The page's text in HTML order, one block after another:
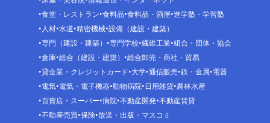
食堂・レストラン 食料品 食料品・酒屋 進学塾・学習塾
人材 水道 精密機械 設備（建設・建築）
専門（建設・建築）
専門学校 繊維工業 組合・団体・協会
倉庫 総合（建設・建築）
総合卸売・商社・貿易
貸金業・クレジットカード 大学 通信販売 鉄・金属 電器
電気 電気・電子機器 動物病院 日用雑貨 農林水産
百貨店・スーパー 病院 不動産開発 不動産賃貸
不動産売買 保険 放送・出版・マスコミ